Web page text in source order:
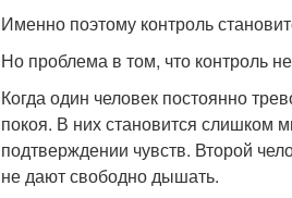
Именно поэтому контроль
Но проблема в том, что контроль
Когда один человек постоянно
покоя. В них становится слишком
подтверждении чувств. Второй
не дают свободно дышать.